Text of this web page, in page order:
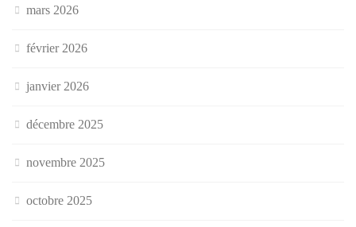
mars 2026
février 2026
janvier 2026
décembre 2025
novembre 2025
octobre 2025